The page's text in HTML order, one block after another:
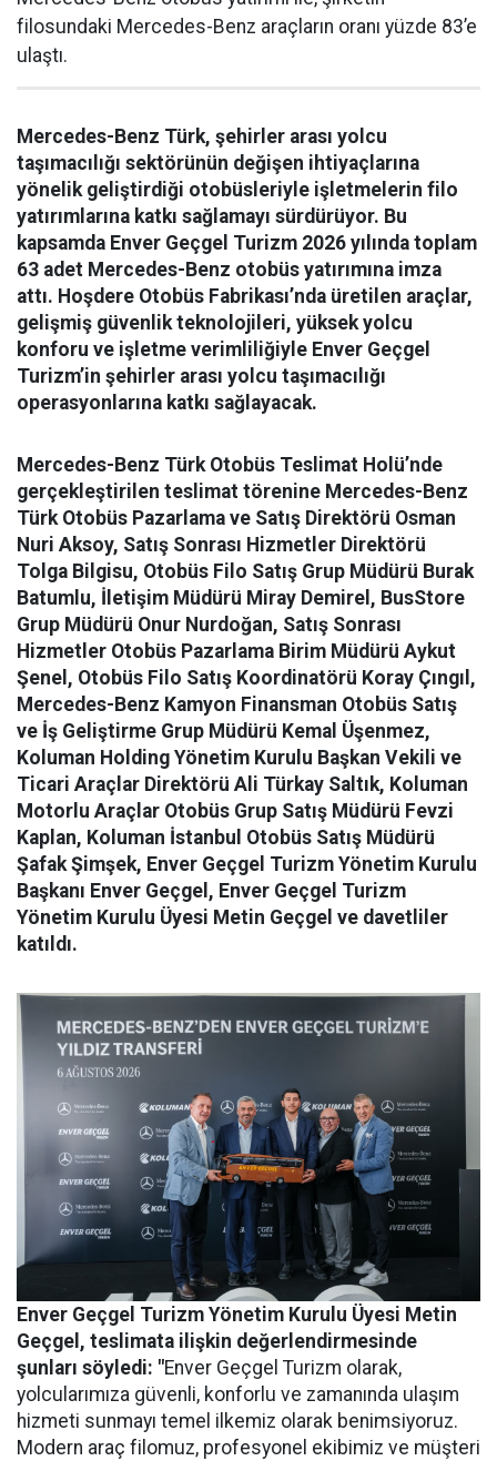
filosundaki Mercedes-Benz araçların oranı yüzde 83’e
ulaştı.
Mercedes-Benz Türk, şehirler arası yolcu
taşımacılığı sektörünün değişen ihtiyaçlarına
yönelik geliştirdiği otobüsleriyle işletmelerin filo
yatırımlarına katkı sağlamayı sürdürüyor. Bu
kapsamda Enver Geçgel Turizm 2026 yılında toplam
63 adet Mercedes-Benz otobüs yatırımına imza
attı. Hoşdere Otobüs Fabrikası’nda üretilen araçlar,
gelişmiş güvenlik teknolojileri, yüksek yolcu
konforu ve işletme verimliliğiyle Enver Geçgel
Turizm’in şehirler arası yolcu taşımacılığı
operasyonlarına katkı sağlayacak.
Mercedes-Benz Türk Otobüs Teslimat Holü’nde
gerçekleştirilen teslimat törenine Mercedes-Benz
Türk Otobüs Pazarlama ve Satış Direktörü Osman
Nuri Aksoy, Satış Sonrası Hizmetler Direktörü
Tolga Bilgisu, Otobüs Filo Satış Grup Müdürü Burak
Batumlu, İletişim Müdürü Miray Demirel, BusStore
Grup Müdürü Onur Nurdoğan, Satış Sonrası
Hizmetler Otobüs Pazarlama Birim Müdürü Aykut
Şenel, Otobüs Filo Satış Koordinatörü Koray Çıngıl,
Mercedes-Benz Kamyon Finansman Otobüs Satış
ve İş Geliştirme Grup Müdürü Kemal Üşenmez,
Koluman Holding Yönetim Kurulu Başkan Vekili ve
Ticari Araçlar Direktörü Ali Türkay Saltık, Koluman
Motorlu Araçlar Otobüs Grup Satış Müdürü Fevzi
Kaplan, Koluman İstanbul Otobüs Satış Müdürü
Şafak Şimşek, Enver Geçgel Turizm Yönetim Kurulu
Başkanı Enver Geçgel, Enver Geçgel Turizm
Yönetim Kurulu Üyesi Metin Geçgel ve davetliler
katıldı.
Enver Geçgel Turizm Yönetim Kurulu Üyesi Metin
Geçgel , teslimata ilişkin değerlendirmesinde
şunları söyledi: "Enver Geçgel Turizm olarak,
yolcularımıza güvenli, konforlu ve zamanında ulaşım
hizmeti sunmayı temel ilkemiz olarak benimsiyoruz.
Modern araç filomuz, profesyonel ekibimiz ve müşteri